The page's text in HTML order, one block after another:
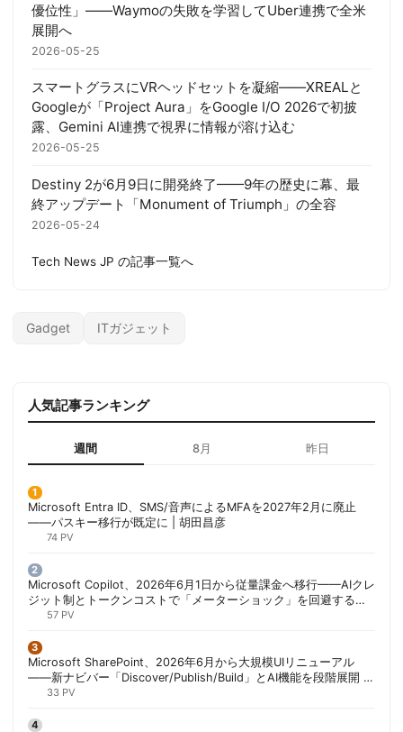
優位性」——Waymoの失敗を学習してUber連携で全米
展開へ
2026-05-25
スマートグラスにVRヘッドセットを凝縮——XREALと
Googleが「Project Aura」をGoogle I/O 2026で初披
露、Gemini AI連携で視界に情報が溶け込む
2026-05-25
Destiny 2が6月9日に開発終了——9年の歴史に幕、最
終アップデート「Monument of Triumph」の全容
2026-05-24
Tech News JP の記事一覧へ
Gadget ITガジェット
人気記事ランキング
週間 8月 昨日
Microsoft Entra ID、SMS/音声によるMFAを2027年2月に廃止
——パスキー移行が既定に | 胡田昌彦
74 PV
Microsoft Copilot、2026年6月1日から従量課金へ移行——AIクレ
ジット制とトークンコストで「メーターショック」を回避する方
法 | 胡田昌彦
57 PV
Microsoft SharePoint、2026年6月から大規模UIリニューアル
——新ナビバー「Discover/Publish/Build」とAI機能を段階展開 |
胡田昌彦
33 PV